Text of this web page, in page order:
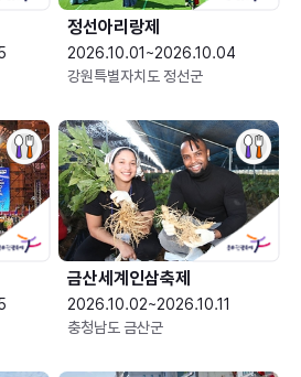
정선아리랑제
2026.10.01~2026.10.04
강원특별자치도 정선군
금산세계인삼축제
2026.10.02~2026.10.11
충청남도 금산군